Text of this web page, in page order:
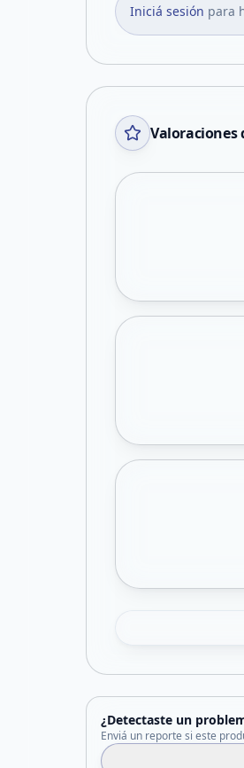
Iniciá sesión para
Valoraciones
¿Detectaste un
Enviá un reporte si este